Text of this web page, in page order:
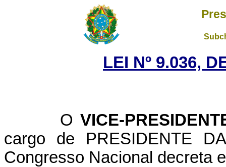
LEI Nº 9.036,
OVICE-
cargo de PRESIDENTE
Congresso Nacional decreta